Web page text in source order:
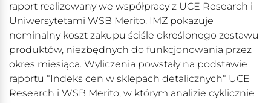
raport realizowany we współpracy z UCE Research i
Uniwersytetami WSB Merito. IMZ pokazuje
nominalny koszt zakupu ściśle określonego zestawu
produktów, niezbędnych do funkcjonowania przez
okres miesiąca. Wyliczenia powstały na podstawie
raportu “Indeks cen w sklepach detalicznych“ UCE
Research i WSB Merito, w którym analizie cyklicznie